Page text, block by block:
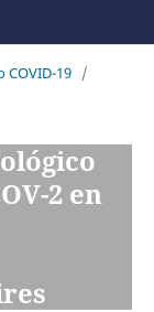
COVID-19 /
2 en